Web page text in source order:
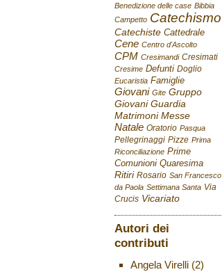
Benedizione delle case Bibbia
Campetto Catechismo
Catechiste Cattedrale
Cene Centro d'Ascolto
CPM Cresimandi Cresimati
Cresime Defunti Doglio
Eucaristia Famiglie
Giovani Gite Gruppo
Giovani Guardia
Matrimoni Messe
Natale Oratorio Pasqua
Pellegrinaggi Pizze Prima
Riconciliazione Prime
Comunioni Quaresima
Ritiri Rosario San Francesco
da Paola Settimana Santa Via
Crucis Vicariato
Autori dei
contributi
Angela Virelli(2)